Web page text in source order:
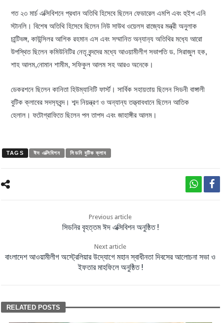
গত ২৩ মার্চ এক্সিবিশনে প্রধান অতিথি হিসেবে ছিলেন ফেডারেল এমপি এবং হুইপ এনি
স্টানলি। বিশেষ অতিথি হিসেবে ছিলেন নিউ সাউথ ওয়েলস রাজ্যের মন্ত্রী অনুলাক
চান্টিভঙ্গ, কাউন্সিলর আশিক রহমান এস এবং সম্মানিত অন্যান্য অতিথির মধ ্যে আরো
উপস্থিত ছিলেন কমিউনিটির নেতৃ বৃন্দদের মধ্যে আওয়ামীলীগ সভাপতি ড. সিরাজুল হক,
শাহ আলম,নোমান শামীম, সফিকুল আলম সহ আরও অনেকে।
ডেকরশনে ছিলেন কানিতা হিউম্যানিটি ফার্স্ট। সার্বিক সহায়তায় ছিলেন সিডনী বাঙ্গালী
বুটিক ক্লাবের সদস্যবৃন্দ। শব্দ নিয়ন্ত্রণ ও অন্যান্য তত্ত্বাবধানে ছিলেন আতিক
হেলাল। ফটোগ্রাফিতে ছিলেন পল তাপস এবং জাহাঙ্গীর আলম।
TAGS ঈদ এক্সিবিশন সিডনি বুটিক ক্লাব
Previous article
সিডনির বৃহত্তম ঈদ এক্সিবিশন অনুষ্ঠিত !
Next article
বাংলাদেশ আওয়ামীলীগ অস্ট্রেলিয়ার উদ্যোগে মহান স্বাধীনতা দিবসের আলোচনা সভা ও
ইফতার মাহফিলে অনুষ্ঠিত !
RELATED POSTS